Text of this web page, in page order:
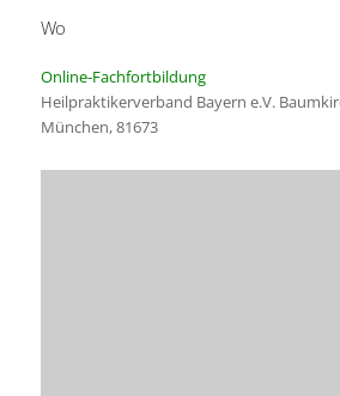
Wo
Online-Fachfortbildung
Heilpraktikerverband Bayern e.V.
München, 81673